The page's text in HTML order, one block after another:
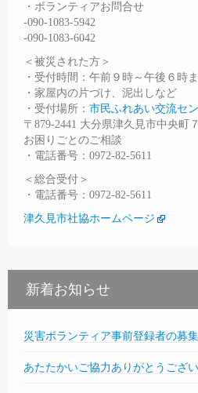
・ボランティアお問合せ
-090-1083-5942
-090-1083-6042
＜被災された方＞
・受付時間：午前９時～午後６時
・家屋内の片づけ、泥出しなど
・受付場所： 市民ふれあい交流セ
〒879-2441 大分県津久見市中央町
お困りごとのご相談
・電話番号：0972-82-5611
＜総合受付＞
・電話番号：0972-82-5611
津久見市社協ホームページ
新着お知らせ
災害ボランティア事前登録者の募
あたたかいご協力ありがとうござ